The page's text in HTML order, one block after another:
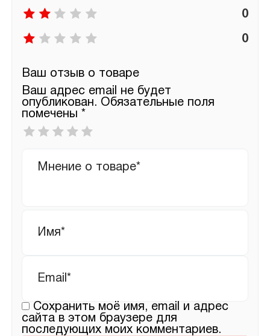
0
0
Ваш отзыв о товаре
Ваш адрес email не будет
опубликован. Обязательные поля
помечены *
Ваша
оценка
отзыв
Сохранить моё имя, email и адрес
сайта в этом браузере для
последующих моих комментариев.